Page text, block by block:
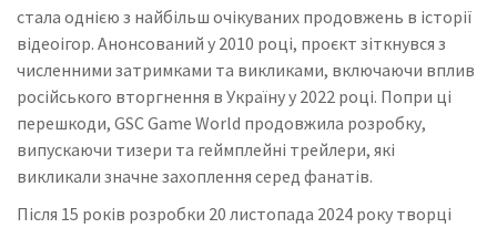
стала однією з найбільш очікуваних продовжень в історії
відеоігор. Анонсований у 2010 році, проєкт зіткнувся з
численними затримками та викликами, включаючи вплив
російського вторгнення в Україну у 2022 році. Попри ці
перешкоди, GSC Game World продовжила розробку,
випускаючи тизери та геймплейні трейлери, які
викликали значне захоплення серед фанатів.
Після 15 років розробки 20 листопада 2024 року творці